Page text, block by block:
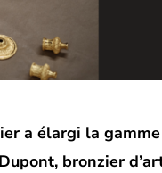
a élargi la
bronzier